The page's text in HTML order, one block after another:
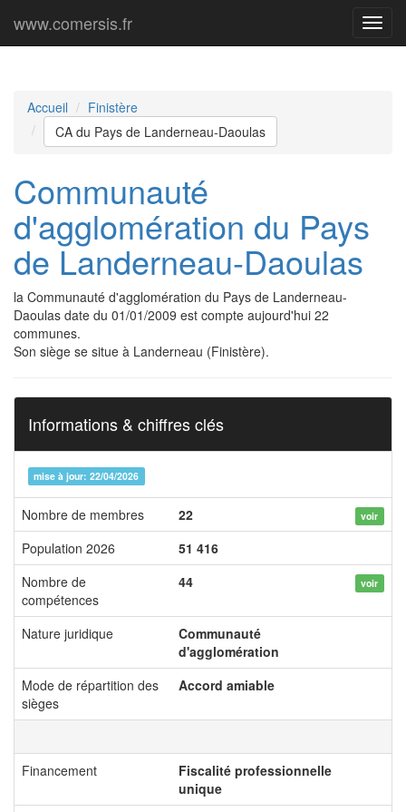
Menu
www.comersis.fr
Accueil
Finistère
CA du Pays de Landerneau-Daoulas
Communauté
d'agglomération du Pays
de Landerneau-Daoulas
la Communauté d'agglomération du Pays de Landerneau-
Daoulas date du 01/01/2009 est compte aujourd'hui 22
communes.
Son siège se situe à Landerneau (Finistère).
Informations & chiffres clés
mise à jour: 22/04/2026
Nombre de membres 22 voir
Population 2026
51 416
Nombre de
compétences
44 voir
Nature juridique
Communauté
d'agglomération
Mode de répartition des
sièges
Accord amiable
Financement
Fiscalité professionnelle
unique